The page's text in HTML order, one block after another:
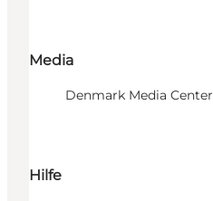
Media
Denmark Media Center
Hilfe